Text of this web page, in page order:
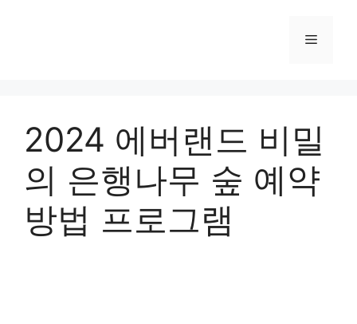
메
2024 에버랜드 비밀
의 은행나무 숲 예약
방법 프로그램